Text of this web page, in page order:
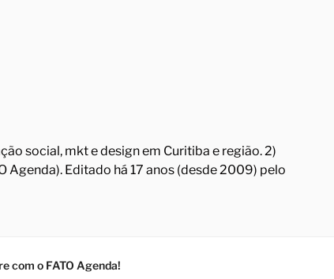
social, mkt e design em Curitiba e região. 2)
Agenda). Editado há 17 anos (desde 2009) pelo
com o FATO Agenda!